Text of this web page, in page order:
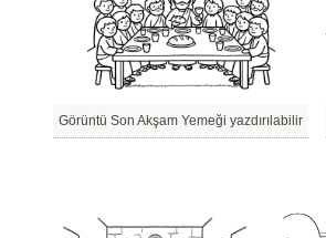
Görüntü Son Akşam Yemeği yazdırılabilir